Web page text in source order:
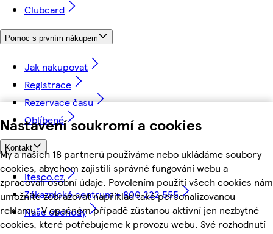
Nastavení soukromí a cookies
My a našich 18 partnerů používáme nebo ukládáme soubory
cookies, abychom zajistili správné fungování webu a
zpracovali osobní údaje. Povolením použití všech cookies nám
umožníte zobrazovat například také personalizovanou
reklamu. V opačném případě zůstanou aktivní jen nezbytné
cookies, které potřebujeme k provozu webu. Své rozhodnutí
Clubcard
Pomoc s prvním nákupem
Jak nakupovat
Registrace
Rezervace času
Oblíbené
Kontakt
itesco.cz
Zákaznické centrum - 800 222 555
Naše obchody